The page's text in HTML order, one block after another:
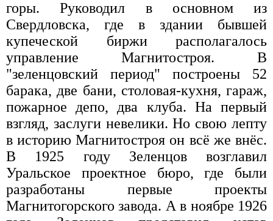
горы. Руководил в основном из
Свердловска, где в здании бывшей
купеческой биржи располагалось
управление Магнитостроя. В
"зеленцовский период" построены 52
барака, две бани, столовая-кухня, гараж,
пожарное депо, два клуба. На первый
взгляд, заслуги невелики. Но свою лепту
в историю Магнитостроя он всё же внёс.
В 1925 году Зеленцов возглавил
Уральское проектное бюро, где были
разработаны первые проекты
Магнитогорского завода. А в ноябре 1926